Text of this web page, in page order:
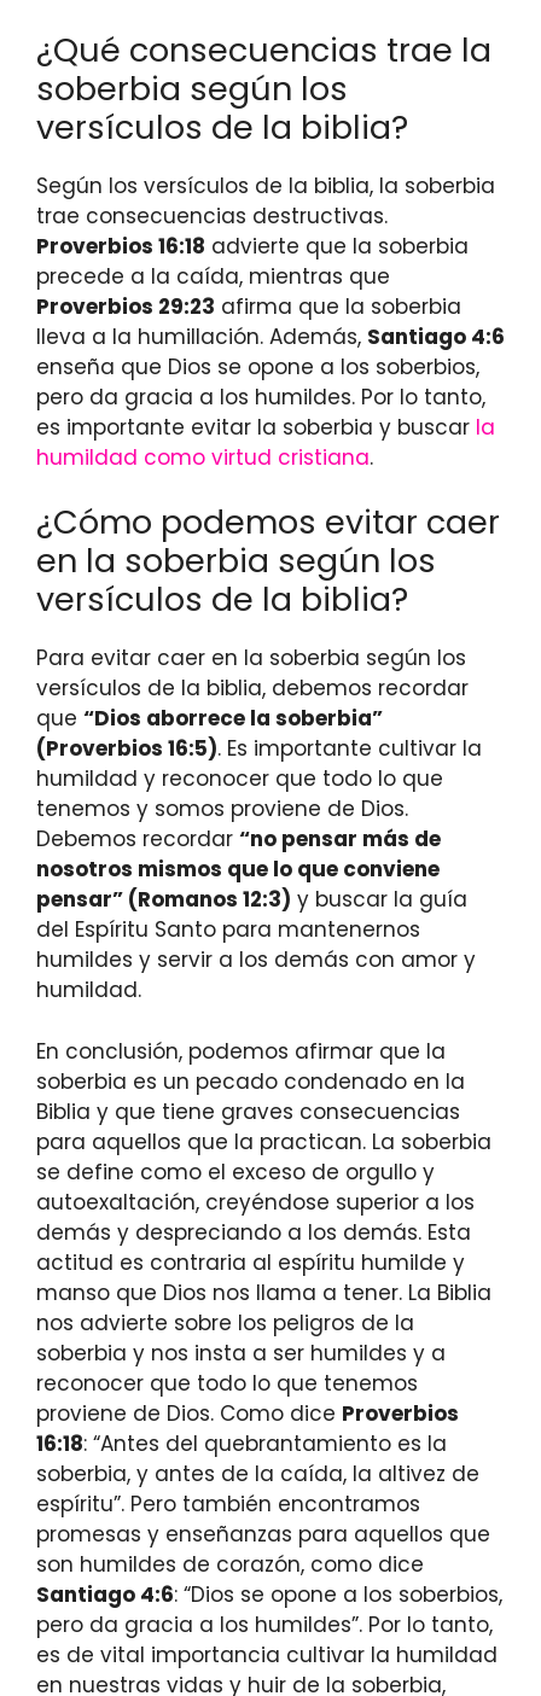
¿Qué consecuencias trae la
soberbia según los
versículos de la biblia?
Según los versículos de la biblia, la soberbia
trae consecuencias destructivas.
Proverbios 16:18 advierte que la soberbia
precede a la caída, mientras que
Proverbios 29:23 afirma que la soberbia
lleva a la humillación. Además, Santiago 4:6
enseña que Dios se opone a los soberbios,
pero da gracia a los humildes. Por lo tanto,
es importante evitar la soberbia y buscar la
humildad como virtud cristiana.
¿Cómo podemos evitar caer
en la soberbia según los
versículos de la biblia?
Para evitar caer en la soberbia según los
versículos de la biblia, debemos recordar
que “Dios aborrece la soberbia”
(Proverbios 16:5). Es importante cultivar la
humildad y reconocer que todo lo que
tenemos y somos proviene de Dios.
Debemos recordar “no pensar más de
nosotros mismos que lo que conviene
pensar” (Romanos 12:3) y buscar la guía
del Espíritu Santo para mantenernos
humildes y servir a los demás con amor y
humildad.
En conclusión, podemos afirmar que la
soberbia es un pecado condenado en la
Biblia y que tiene graves consecuencias
para aquellos que la practican. La soberbia
se define como el exceso de orgullo y
autoexaltación, creyéndose superior a los
demás y despreciando a los demás. Esta
actitud es contraria al espíritu humilde y
manso que Dios nos llama a tener. La Biblia
nos advierte sobre los peligros de la
soberbia y nos insta a ser humildes y a
reconocer que todo lo que tenemos
proviene de Dios. Como dice Proverbios
16:18: “Antes del quebrantamiento es la
soberbia, y antes de la caída, la altivez de
espíritu”. Pero también encontramos
promesas y enseñanzas para aquellos que
son humildes de corazón, como dice
Santiago 4:6: “Dios se opone a los soberbios,
pero da gracia a los humildes”. Por lo tanto,
es de vital importancia cultivar la humildad
en nuestras vidas y huir de la soberbia,